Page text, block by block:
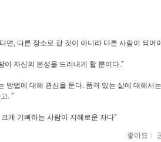
면, 다른 장소로 갈 것이 아니라 다른 사람이 되어
이 자신의 본성을 드러내게 할 뿐이다.˝
방법에 대해 관심을 둔다. 품격 있는 삶에 대해서
. ˝
게 기뻐하는 사람이 지혜로운 자다˝
좋아요 ｌ